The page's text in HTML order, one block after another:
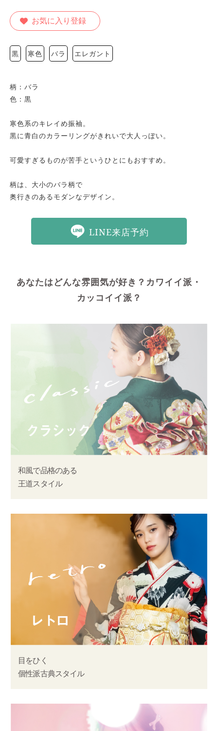
お気に入り登録
黒 寒色 バラ エレガント
柄：バラ
色：黒
寒色系のキレイめ振袖。
黒に青白のカラーリングがきれいで大人っぽい。
可愛すぎるものが苦手というひとにもおすすめ。
柄は、大小のバラ柄で
奥行きのあるモダンなデザイン。
LINE来店予約
あなたはどんな雰囲気が好き？カワイイ派・
カッコイイ派？
和風で品格のある
王道スタイル
目をひく
個性派古典スタイル